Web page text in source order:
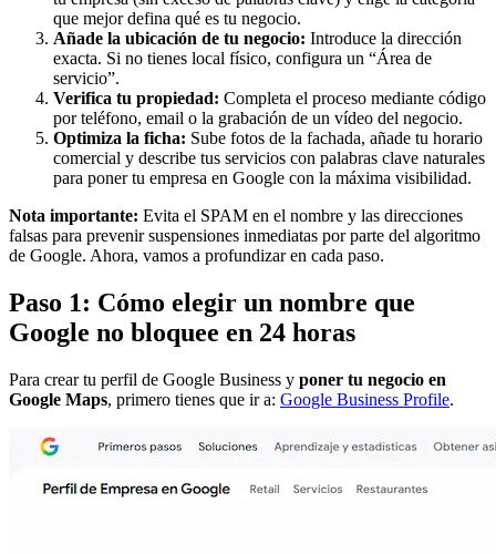
que mejor defina qué es tu negocio.
Añade la ubicación de tu negocio: Introduce la dirección
exacta. Si no tienes local físico, configura un “Área de
servicio”.
Verifica tu propiedad: Completa el proceso mediante código
por teléfono, email o la grabación de un vídeo del negocio.
Optimiza la ficha: Sube fotos de la fachada, añade tu horario
comercial y describe tus servicios con palabras clave naturales
para poner tu empresa en Google con la máxima visibilidad.
Nota importante: Evita el SPAM en el nombre y las direcciones
falsas para prevenir suspensiones inmediatas por parte del algoritmo
de Google. Ahora, vamos a profundizar en cada paso.
Paso 1: Cómo elegir un nombre que
Google no bloquee en 24 horas
Para crear tu perfil de Google Business y poner tu negocio en
Google Maps, primero tienes que ir a: Google Business Profile.